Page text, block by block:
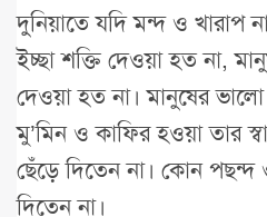
দুনিয়াতে যদি মন্দ ও খারাপ
ইচ্ছা শক্তি দেওয়া হত না,
দেওয়া হত না। মানুষের
মু’মিন ও কাফির হওয়া তার
ছেঁড়ে দিতেন না। কোন
দিতেন না।